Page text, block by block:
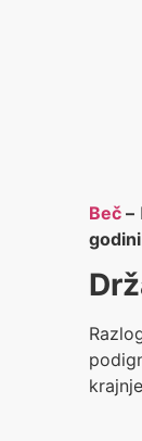
Beč –
godini